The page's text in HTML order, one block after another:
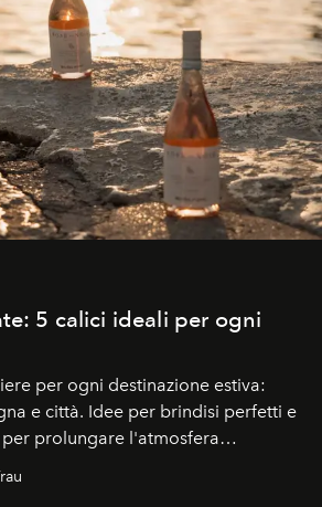
5 calici ideali per ogni
per ogni destinazione estiva:
e città. Idee per brindisi perfetti e
prolungare l'atmosfera